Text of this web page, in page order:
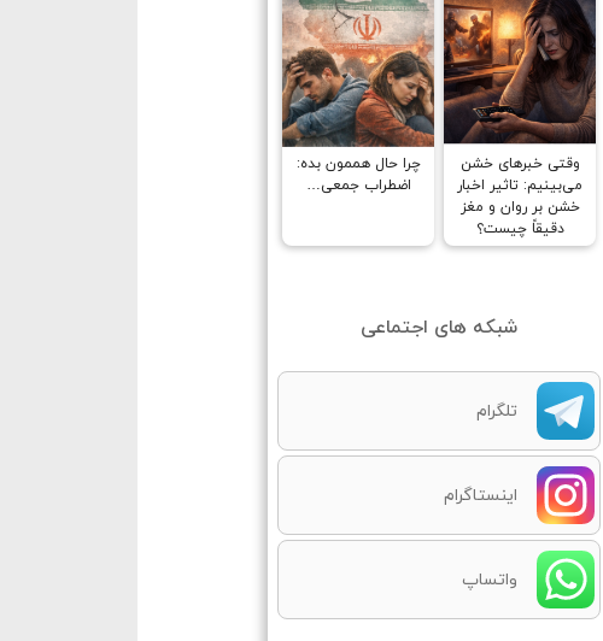
وقتی خبرهای خشن
می‌بینیم: تاثیر اخبار
خشن بر روان و مغز
دقیقاً چیست؟
چرا حال هممون بده:
اضطراب جمعی…
شبکه های اجتماعی
تلگرام
اینستاگرام
واتساپ